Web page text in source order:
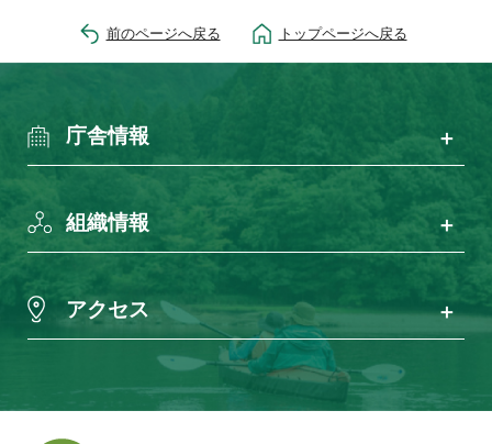
前のページへ戻る トップページへ戻る
庁舎情報
組織情報
アクセス